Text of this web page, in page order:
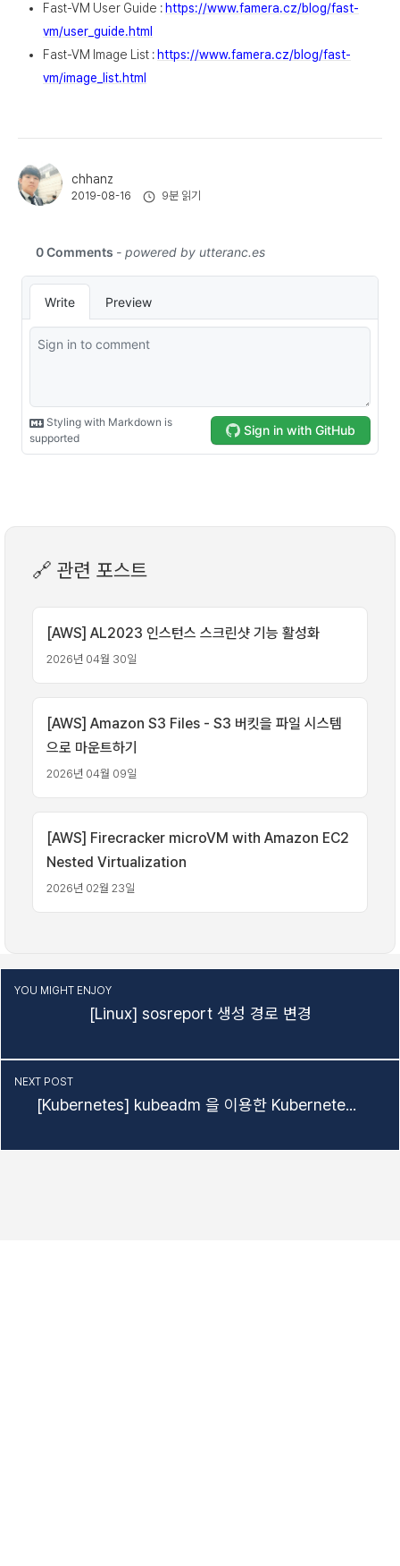
Fast-VM User Guide : https://www.famera.cz/blog/fast-
vm/user_guide.html
Fast-VM Image List : https://www.famera.cz/blog/fast-
vm/image_list.html
chhanz
2019-08-16 9분 읽기
🔗 관련 포스트
[AWS] AL2023 인스턴스 스크린샷 기능 활성화
2026년 04월 30일
[AWS] Amazon S3 Files - S3 버킷을 파일 시스템
으로 마운트하기
2026년 04월 09일
[AWS] Firecracker microVM with Amazon EC2
Nested Virtualization
2026년 02월 23일
[Linux] sosreport 생성 경로 변경
YOU MIGHT ENJOY
[Kubernetes] kubeadm 을 이용한 Kubernetes 설치
NEXT POST